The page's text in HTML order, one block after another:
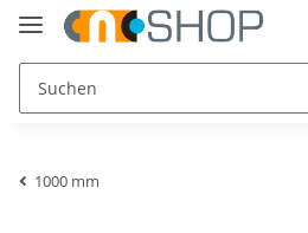
1000 mm